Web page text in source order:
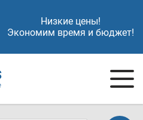
Низкие цены!
Экономим время и бюджет!